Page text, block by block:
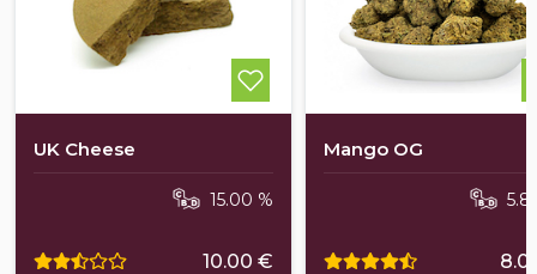
UK Cheese
15.00 %
10.00 €
Mango OG